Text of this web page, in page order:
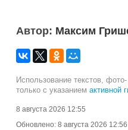
Автор: Максим
Использование текстов,
только с указанием активной
8 августа 2026 12:55
Обновлено: 8 августа 2026 12:56